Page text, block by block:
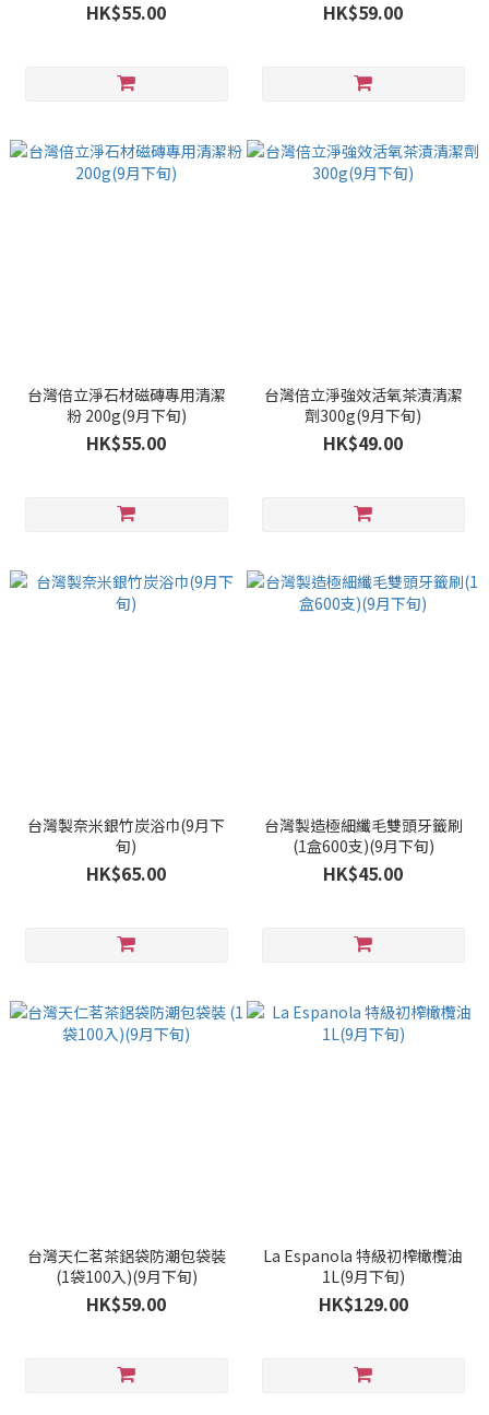
HK$55.00 HK$59.00
台灣倍立淨石材磁磚專用清潔
粉 200g(9月下旬)
HK$55.00
台灣倍立淨強效活氧茶漬清潔
劑300g(9月下旬)
HK$49.00
台灣製奈米銀竹炭浴巾(9月下
旬)
HK$65.00
台灣製造極細纖毛雙頭牙籤刷
(1盒600支)(9月下旬)
HK$45.00
台灣天仁茗茶鋁袋防潮包袋裝
(1袋100入)(9月下旬)
HK$59.00
La Espanola 特級初榨橄欖油
1L(9月下旬)
HK$129.00